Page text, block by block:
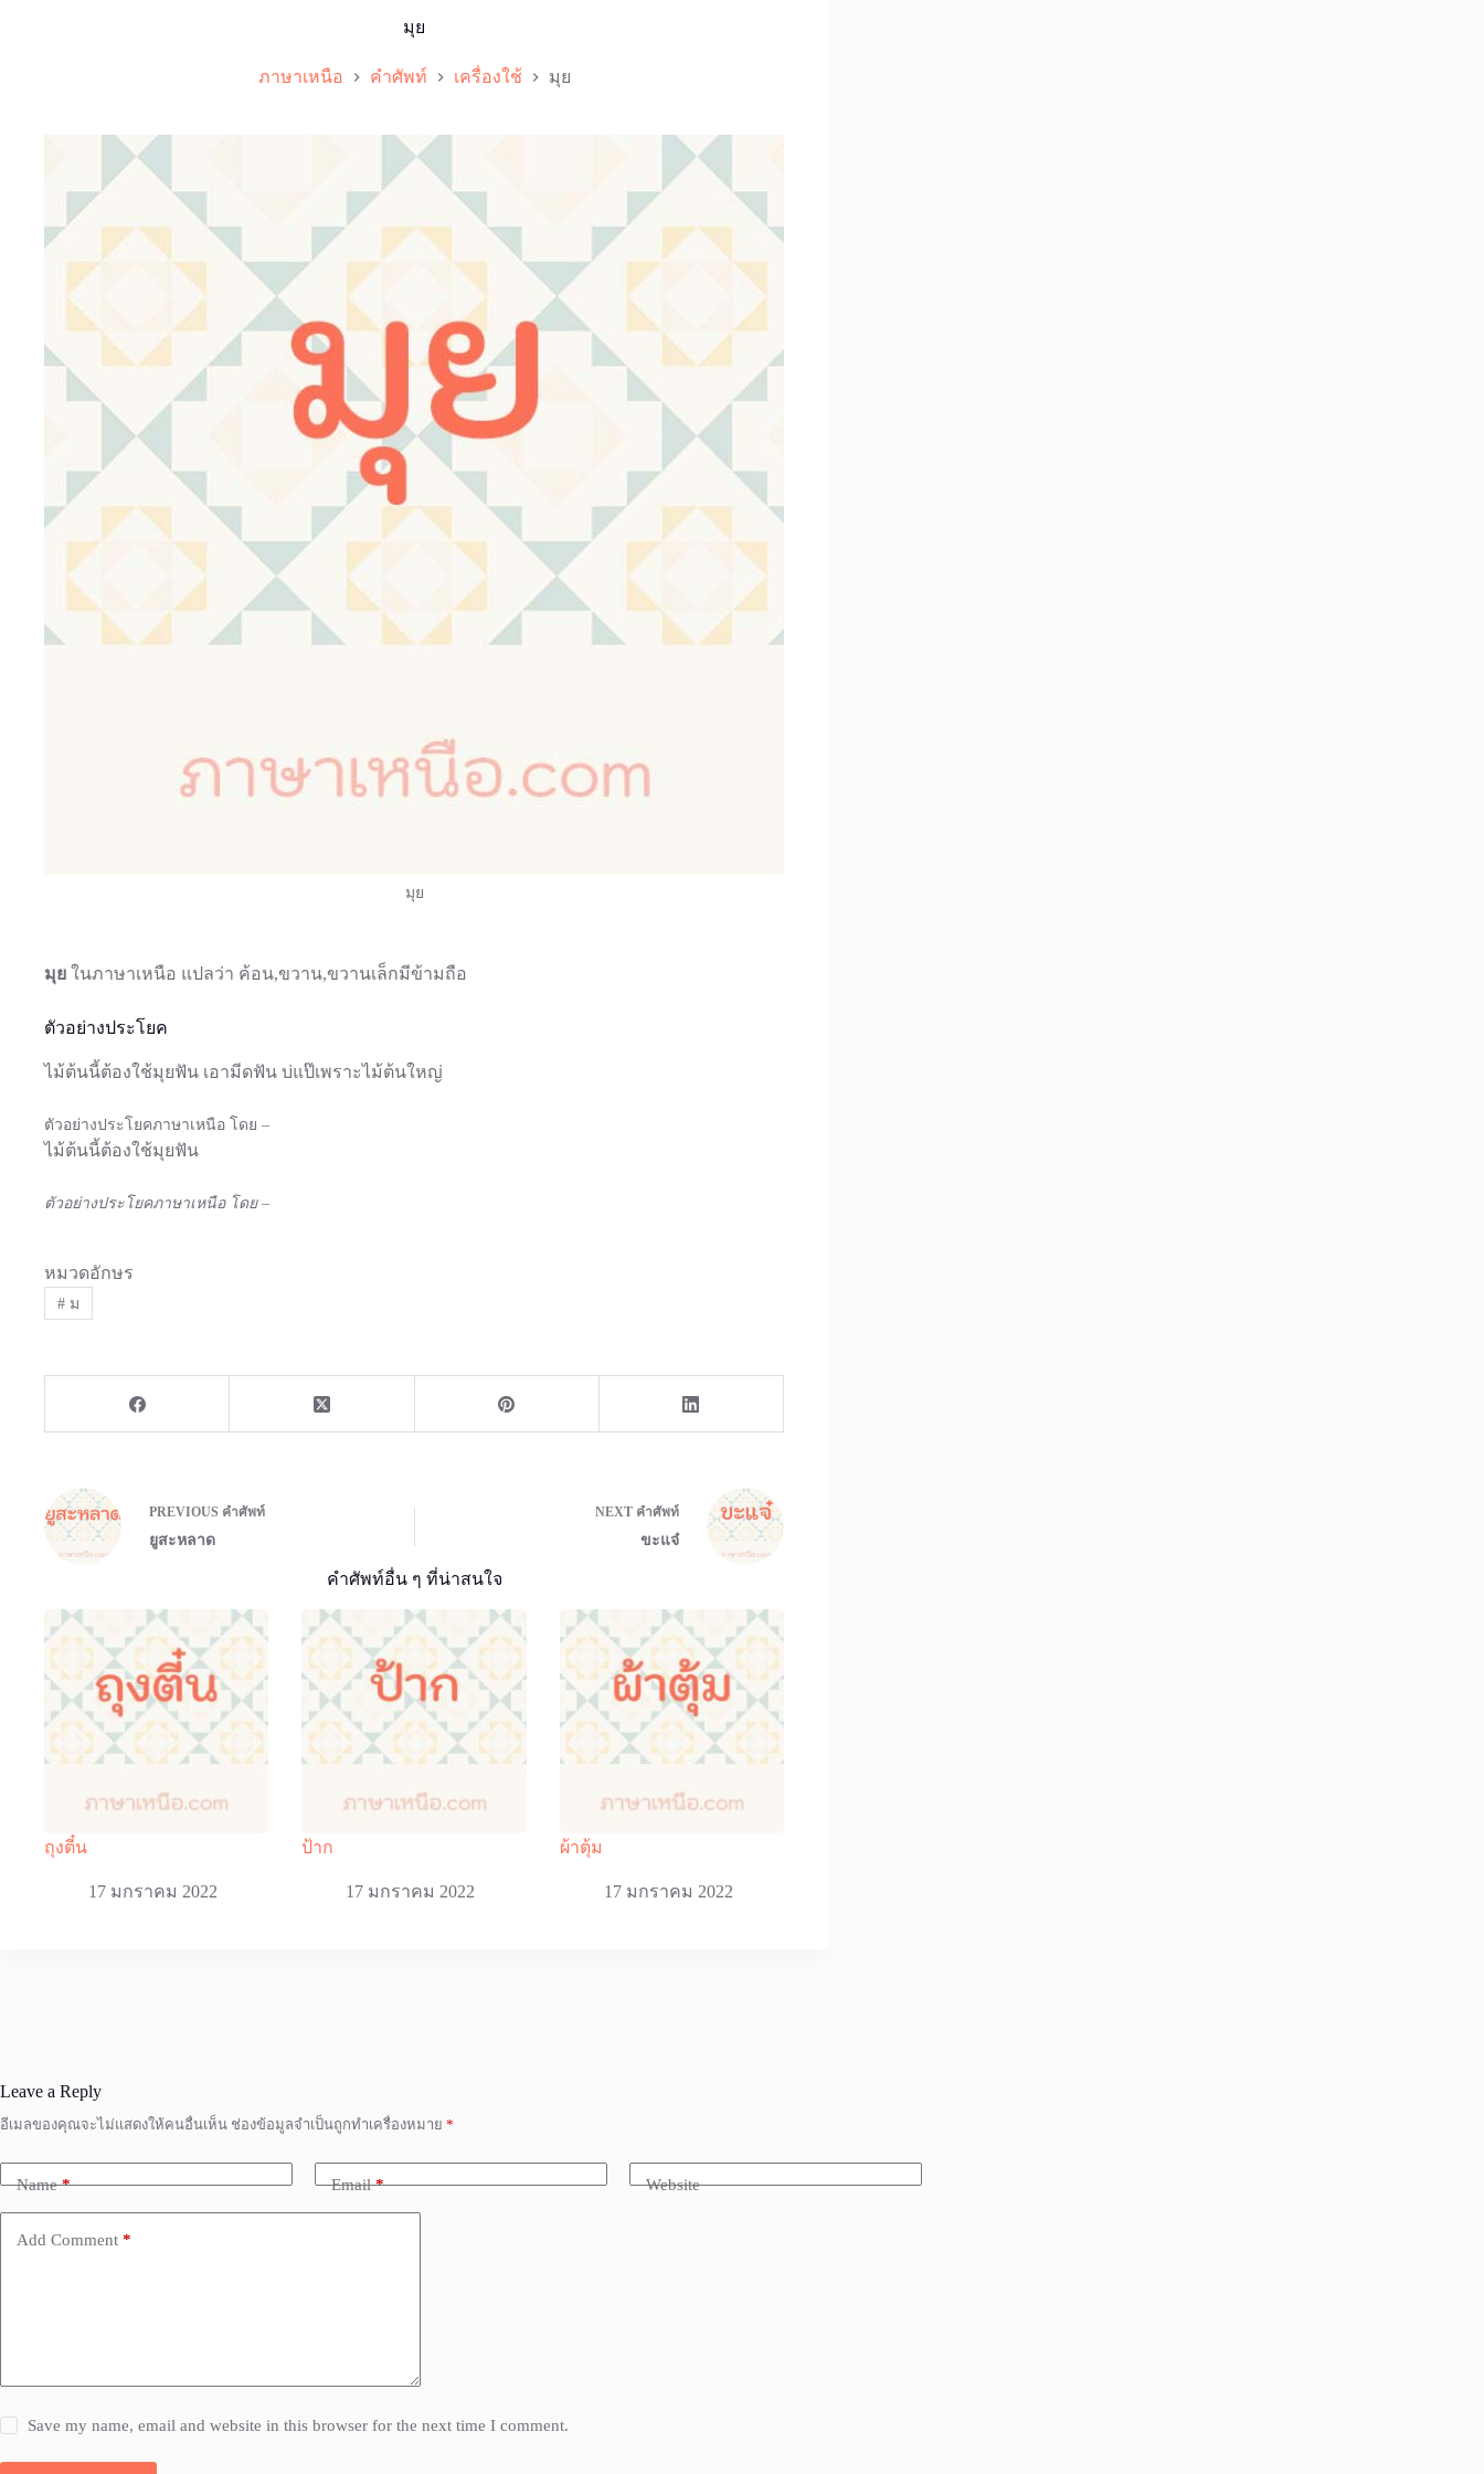
มุย
ภาษาเหนือ คำศัพท์ เครื่องใช้ มุย
มุย
มุย ในภาษาเหนือ แปลว่า ค้อน,ขวาน,ขวานเล็กมีข้ามถือ
ตัวอย่างประโยค
ไม้ต้นนี้ต้องใช้มุยฟัน เอามีดฟัน บ่แป๊เพราะไม้ต้นใหญ่
ตัวอย่างประโยคภาษาเหนือ โดย –
ไม้ต้นนี้ต้องใช้มุยฟัน
ตัวอย่างประโยคภาษาเหนือ โดย –
หมวดอักษร
#ม
PREVIOUS คำศัพท์
ยูสะหลาด
NEXT คำศัพท์
ขะแจ๋
คำศัพท์อื่น ๆ ที่น่าสนใจ
ถุงตี๋น
17 มกราคม 2022
ป้าก
17 มกราคม 2022
ผ้าตุ้ม
17 มกราคม 2022
Leave a Reply
อีเมลของคุณจะไม่แสดงให้คนอื่นเห็น ช่องข้อมูลจำเป็นถูกทำเครื่องหมาย *
Name* Email* Website
Add Comment *
Save my name, email and website in this browser for the next time I comment.